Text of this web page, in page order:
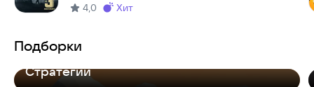
4,0 Метка
хит
Подборки
Топ-7
Стратегий